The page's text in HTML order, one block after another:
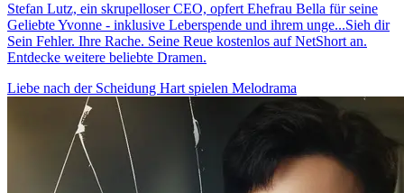
Stefan Lutz, ein skrupelloser CEO, opfert Ehefrau Bella für seine
Geliebte Yvonne - inklusive Leberspende und ihrem unge...Sieh dir
Sein Fehler. Ihre Rache. Seine Reue kostenlos auf NetShort an.
Entdecke weitere beliebte Dramen.
Liebe nach der Scheidung Hart spielen Melodrama